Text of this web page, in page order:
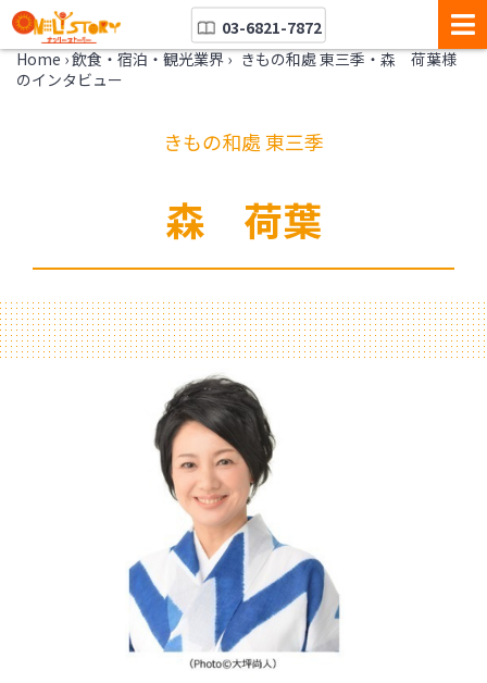
03-6821-7872
Home ›飲食・宿泊・観光業界 › きもの和處 東三季・森 荷葉様
のインタビュー
きもの和處 東三季
森 荷葉